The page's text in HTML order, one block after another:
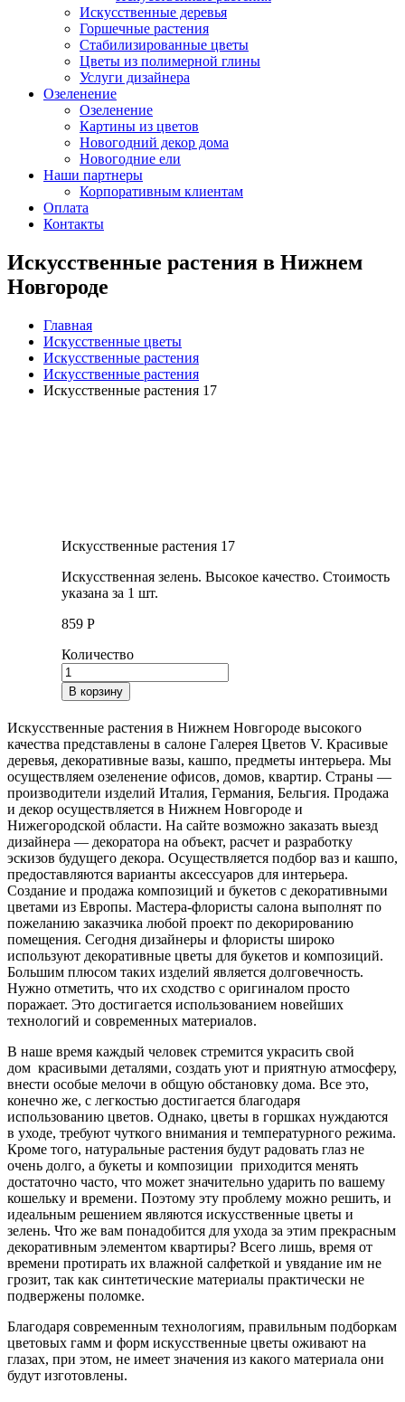
Искусственные деревья
Горшечные растения
Стабилизированные цветы
Цветы из полимерной глины
Услуги дизайнера
Озеленение
Озеленение
Картины из цветов
Новогодний декор дома
Новогодние ели
Наши партнеры
Корпоративным клиентам
Оплата
Контакты
Искусственные растения в Нижнем
Новгороде
Главная
Искусственные цветы
Искусственные растения
Искусственные растения
Искусственные растения 17
Искусственные растения 17
Искусственная зелень. Высокое качество. Стоимость
указана за 1 шт.
859 Р
Количество
В корзину
Искусственные растения в Нижнем Новгороде высокого
качества представлены в салоне Галерея Цветов V. Красивые
деревья, декоративные вазы, кашпо, предметы интерьера. Мы
осуществляем озеленение офисов, домов, квартир. Страны —
производители изделий Италия, Германия, Бельгия. Продажа
и декор осуществляется в Нижнем Новгороде и
Нижегородской области. На сайте возможно заказать выезд
дизайнера — декоратора на объект, расчет и разработку
эскизов будущего декора. Осуществляется подбор ваз и кашпо,
предоставляются варианты аксессуаров для интерьера.
Создание и продажа композиций и букетов с декоративными
цветами из Европы. Мастера-флористы салона выполнят по
пожеланию заказчика любой проект по декорированию
помещения. Сегодня дизайнеры и флористы широко
используют декоративные цветы для букетов и композиций.
Большим плюсом таких изделий является долговечность.
Нужно отметить, что их сходство с оригиналом просто
поражает. Это достигается использованием новейших
технологий и современных материалов.
В наше время каждый человек стремится украсить свой
дом красивыми деталями, создать уют и приятную атмосферу,
внести особые мелочи в общую обстановку дома. Все это,
конечно же, с легкостью достигается благодаря
использованию цветов. Однако, цветы в горшках нуждаются
в уходе, требуют чуткого внимания и температурного режима.
Кроме того, натуральные растения будут радовать глаз не
очень долго, а букеты и композиции приходится менять
достаточно часто, что может значительно ударить по вашему
кошельку и времени. Поэтому эту проблему можно решить, и
идеальным решением являются искусственные цветы и
зелень. Что же вам понадобится для ухода за этим прекрасным
декоративным элементом квартиры? Всего лишь, время от
времени протирать их влажной салфеткой и увядание им не
грозит, так как синтетические материалы практически не
подвержены поломке.
Благодаря современным технологиям, правильным подборкам
цветовых гамм и форм искусственные цветы оживают на
глазах, при этом, не имеет значения из какого материала они
будут изготовлены.